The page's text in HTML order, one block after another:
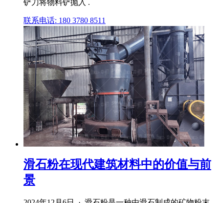
铲刀将物料铲抛入 .
联系电话: 180 3780 8511
滑石粉在现代建筑材料中的价值与前
景